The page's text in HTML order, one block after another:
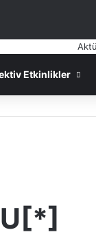
Etkinlikler